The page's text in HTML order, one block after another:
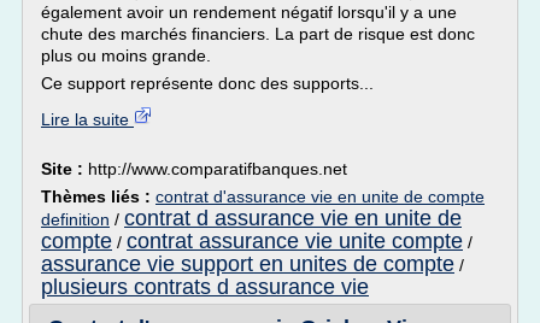
également avoir un rendement négatif lorsqu'il y a une
chute des marchés financiers. La part de risque est donc
plus ou moins grande.
Ce support représente donc des supports...
Lire la suite
Site : http://www.comparatifbanques.net
Thèmes liés : contrat d'assurance vie en unite de compte
definition / contrat d assurance vie en unite de
compte / contrat assurance vie unite compte /
assurance vie support en unites de compte /
plusieurs contrats d assurance vie